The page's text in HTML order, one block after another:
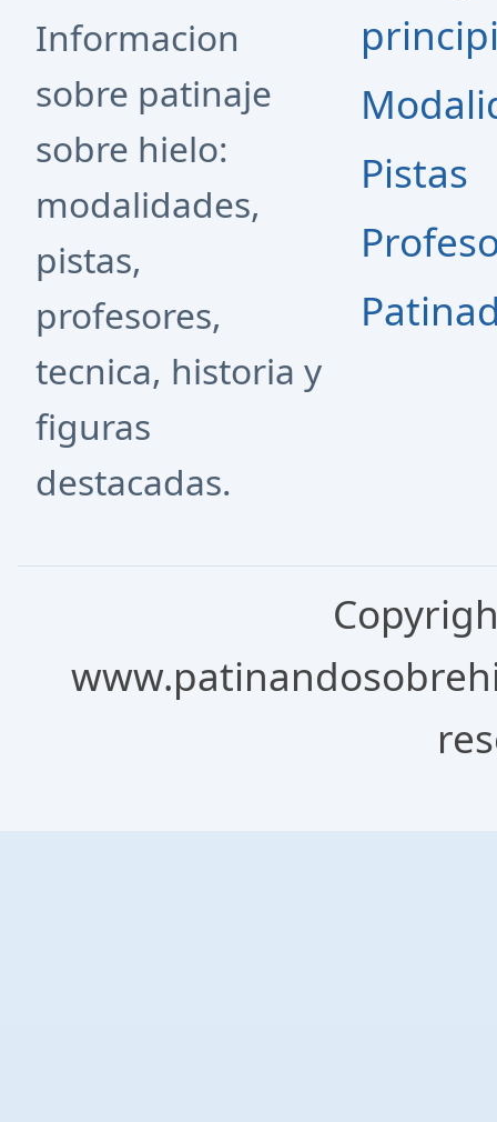
Informacion
sobre patinaje
sobre hielo:
modalidades,
pistas,
profesores,
tecnica, historia y
figuras
destacadas.
Pistas